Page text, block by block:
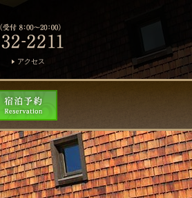
アクセス